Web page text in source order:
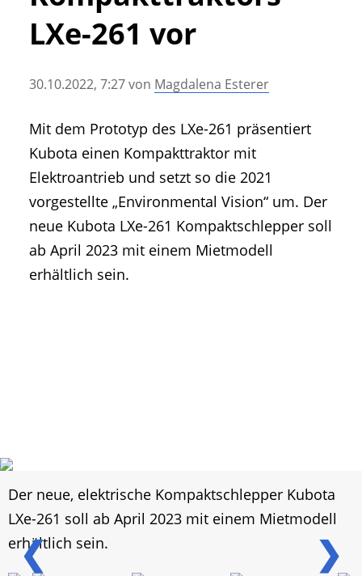
• Geschichte und Geschichten
• Messen und Veranstaltungen
• Agritechnica Neuheiten Archiv
LXe-261 vor
30.10.2022, 7:27von Magdalena Esterer
Mit dem Prototyp des LXe-261 präsentiert
Kubota einen Kompakttraktor mit
Elektroantrieb und setzt so die 2021
vorgestellte „Environmental Vision“ um. Der
neue Kubota LXe-261 Kompaktschlepper soll
ab April 2023 mit einem Mietmodell
erhältlich sein.
❮ ❯
Der neue, elektrische Kompaktschlepper Kubota
LXe-261 soll ab April 2023 mit einem Mietmodell
erhältlich sein.